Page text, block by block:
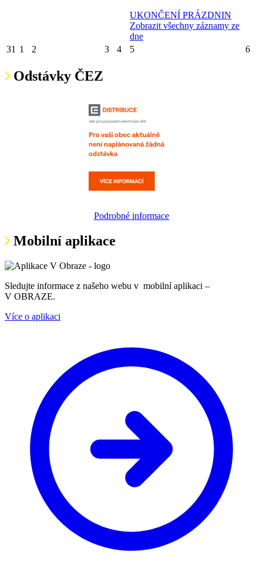
UKONČENÍ PRÁZDNIN
Zobrazit všechny záznamy ze
dne
31 1 2 3 4 5 6
Odstávky ČEZ
Podrobné informace
Mobilní aplikace
Sledujte informace z našeho webu v mobilní aplikaci –
V OBRAZE.
Více o aplikaci